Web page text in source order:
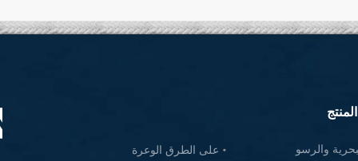
والرسو على الطرق الوعرة